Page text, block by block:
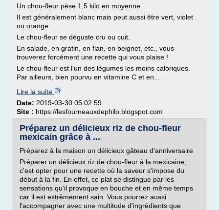
Un chou-fleur pèse 1,5 kilo en moyenne.
Il est généralement blanc mais peut aussi être vert, violet
ou orange.
Le chou-fleur se déguste cru ou cuit.
En salade, en gratin, en flan, en beignet, etc., vous
trouverez forcément une recette qui vous plaise !
Le chou-fleur est l'un des légumes les moins caloriques.
Par ailleurs, bien pourvu en vitamine C et en...
Lire la suite
Date: 2019-03-30 05:02:59
Site : https://lesfourneauxdephilo.blogspot.com
Préparez un délicieux riz de chou-fleur
mexicain grâce à ...
Préparez à la maison un délicieux gâteau d'anniversaire
Préparer un délicieux riz de chou-fleur à la mexicaine,
c'est opter pour une recette où la saveur s'impose du
début à la fin. En effet, ce plat se distingue par les
sensations qu'il provoque en bouche et en même temps
car il est extrêmement sain. Vous pourrez aussi
l'accompagner avec une multitude d'ingrédients que